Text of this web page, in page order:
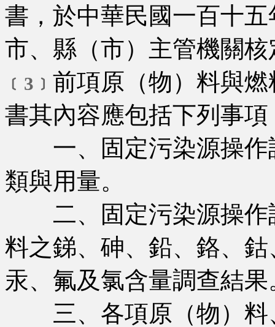
書，於中華民國一百十
市、縣（市）主管機關
﹝3﹞ 前項原（物）料與
書其內容應包括下列事項
一、固定污染源操作
類與用量。
二、固定污染源操作
料之銻、砷、鉛、鉻、
汞、氟及氯含量調查結果
三、各項原（物）料